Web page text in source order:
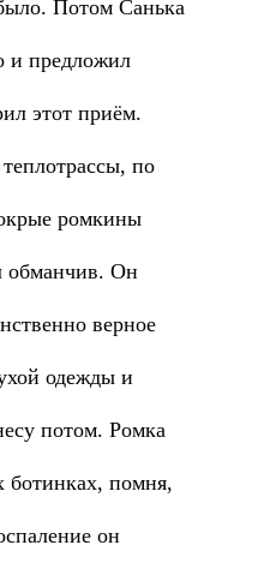
Потом Санька
и предложил
этот приём.
по
ромкины
обманчив. Он
верное
одежды и
потом. Ромка
ботинках, помня,
он